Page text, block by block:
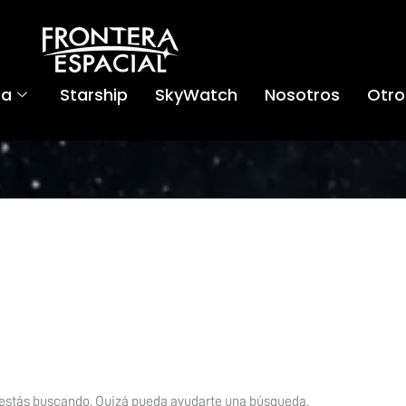
Starship SkyWatch Nosotros
buscando. Quizá pueda ayudarte una búsqueda.